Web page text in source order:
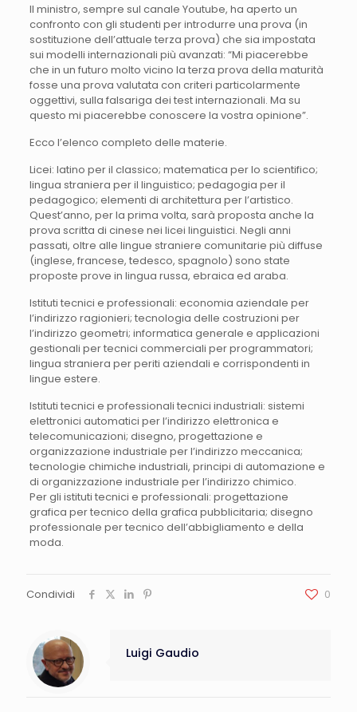
Il ministro, sempre sul canale Youtube, ha aperto un
confronto con gli studenti per introdurre una prova (in
sostituzione dell’attuale terza prova) che sia impostata
sui modelli internazionali più avanzati: “Mi piacerebbe
che in un futuro molto vicino la terza prova della maturità
fosse una prova valutata con criteri particolarmente
oggettivi, sulla falsariga dei test internazionali. Ma su
questo mi piacerebbe conoscere la vostra opinione”.
Ecco l’elenco completo delle materie.
Licei: latino per il classico; matematica per lo scientifico;
lingua straniera per il linguistico; pedagogia per il
pedagogico; elementi di architettura per l’artistico.
Quest’anno, per la prima volta, sarà proposta anche la
prova scritta di cinese nei licei linguistici. Negli anni
passati, oltre alle lingue straniere comunitarie più diffuse
(inglese, francese, tedesco, spagnolo) sono state
proposte prove in lingua russa, ebraica ed araba.
Istituti tecnici e professionali: economia aziendale per
l’indirizzo ragionieri; tecnologia delle costruzioni per
l’indirizzo geometri; informatica generale e applicazioni
gestionali per tecnici commerciali per programmatori;
lingua straniera per periti aziendali e corrispondenti in
lingue estere.
Istituti tecnici e professionali tecnici industriali: sistemi
elettronici automatici per l’indirizzo elettronica e
telecomunicazioni; disegno, progettazione e
organizzazione industriale per l’indirizzo meccanica;
tecnologie chimiche industriali, principi di automazione e
di organizzazione industriale per l’indirizzo chimico.
Per gli istituti tecnici e professionali: progettazione
grafica per tecnico della grafica pubblicitaria; disegno
professionale per tecnico dell’abbigliamento e della
moda.
Condividi 0
Luigi Gaudio